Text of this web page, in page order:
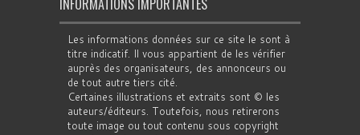
INFORMATIONS IMPORTANTES
Les informations données sur ce site le sont à
titre indicatif. Il vous appartient de les vérifier
auprès des organisateurs, des annonceurs ou
de tout autre tiers cité.
Certaines illustrations et extraits sont © les
auteurs/éditeurs. Toutefois, nous retirerons
toute image ou tout contenu sous copyright